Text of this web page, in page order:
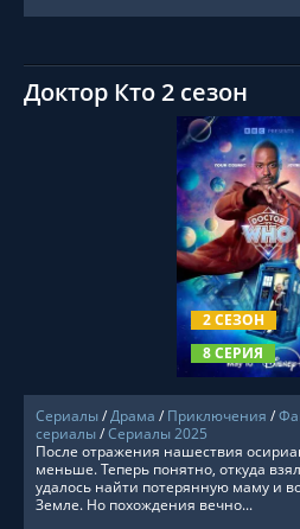
Доктор Кто 2 сезон
2 СЕЗОН
8 СЕРИЯ
СМОТРЕТЬ
Сериалы/Драма / Приключения /
сериалы/Сериалы 2025
После отражения нашествия
меньше. Теперь понятно, откуда
удалось найти потерянную маму и
Земле. Но похождения вечно...